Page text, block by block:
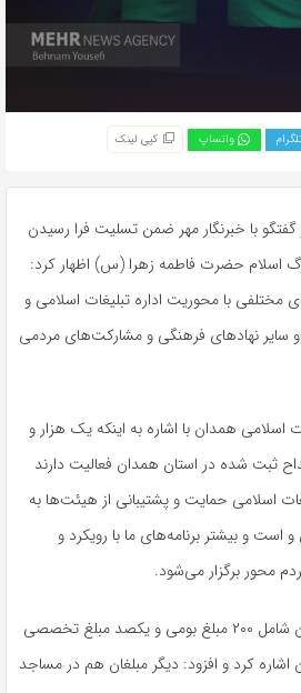
واتساپ کپی لینک
با خبرنگار مهر ضمن تسلیت فرا رسیدن
اسلام حضرت فاطمه زهرا (س) اظهار کرد:
مختلفی با محوریت اداره تبلیغات اسلامی و
نهادهای فرهنگی و مشارکت‌های مردمی
اسلامی همدان با اشاره به اینکه یک هزار و
هیئت و ۲ هزار و ۵۵۹ مداح ثبت شده در استان همدان فعالیت دارند
اسلامی حمایت و پشتیبانی از هیئت‌ها به
و بیشتر برنامه‌های ما با رویکرد و
محور برگزار می‌شود.
وی به فعالیت ۳۰۰ نفر از مبلغان شامل ۲۰۰ مبلغ بومی و یکصد مبلغ تخصصی
اشاره کرد و افزود: دیگر مبلغان هم در مساجد